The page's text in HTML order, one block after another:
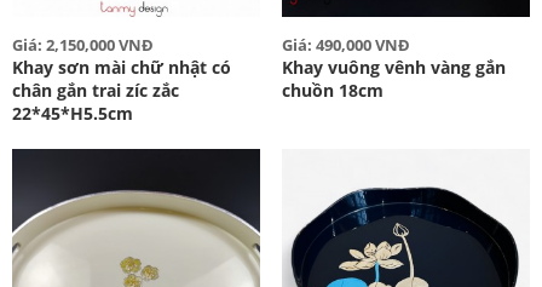
Giá: 2,150,000 VNĐ
Khay sơn mài chữ nhật có
chân gắn trai zíc zắc
22*45*H5.5cm
Giá: 490,000 VNĐ
Khay vuông vênh vàng gắn
chuồn 18cm